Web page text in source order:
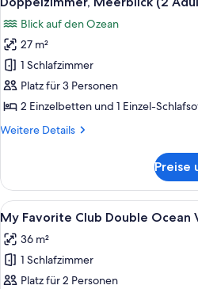
Child)
Fotos
für
Doppelzimmer,
Meerblick
(2
Adults
1
Blick auf den Ozean
27 m²
1 Schlafzimmer
Platz für 3 Personen
2 Einzelbetten und 1 Einzel-
Weitere Details
Weitere
Meerblick
(2
Adults
Child)
Preise
Alle
Fotos
für
My
Favorite
3
My Favorite Club Double Ocean
36 m²
1 Schlafzimmer
Platz für 2 Personen